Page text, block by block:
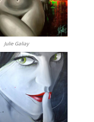
Julie Galiay